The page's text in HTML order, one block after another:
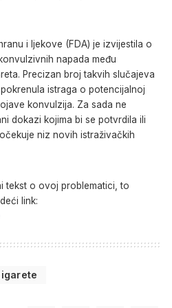
i ljekove (FDA) je izvijestila o
napada među
Precizan broj takvih slučajeva
istraga o potencijalnoj
konvulzija. Za sada ne
dokazi kojima bi se potvrdila ili
niz novih istraživačkih
tekst o ovoj problematici, to
link: